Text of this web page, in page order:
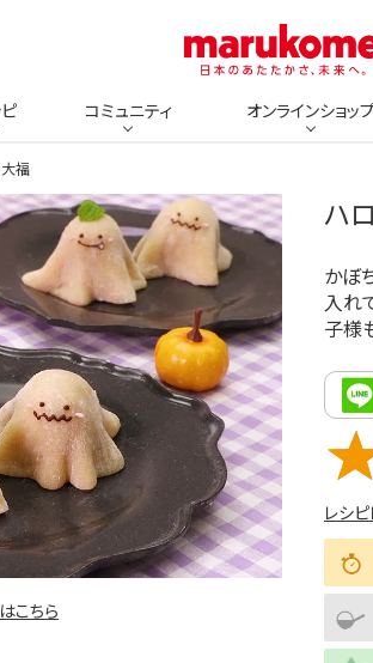
コミュニティ オンラインショッ
福
こちら
ハ
かぼ
入れ
子様
レシ